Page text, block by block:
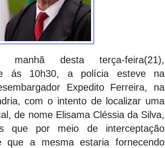
desta terça-feira(21),
ás 10h30, a polícia esteve na
Expedito Ferreira, na
com o intento de localizar uma
de nome Elisama Cléssia da Silva,
que por meio de interceptação
que a mesma estaria fornecendo